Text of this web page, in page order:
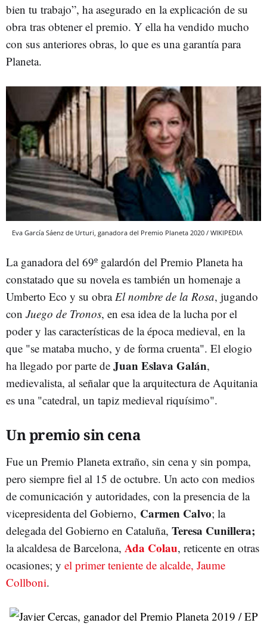
bien tu trabajo”, ha asegurado en la explicación de su
obra tras obtener el premio. Y ella ha vendido mucho
con sus anteriores obras, lo que es una garantía para
Planeta.
Eva García Sáenz de Urturi, ganadora del Premio Planeta 2020 / WIKIPEDIA
La ganadora del 69º galardón del Premio Planeta ha
constatado que su novela es también un homenaje a
Umberto Eco y su obraEl nombre de la Rosa, jugando
con Juego de Tronos, en esa idea de la lucha por el
poder y las características de la época medieval, en la
que "se mataba mucho, y de forma cruenta". El elogio
ha llegado por parte de Juan Eslava Galán,
medievalista, al señalar que la arquitectura de Aquitania
es una "catedral, un tapiz medieval riquísimo".
Un premio sin cena
Fue un Premio Planeta extraño, sin cena y sin pompa,
pero siempre fiel al 15 de octubre. Un acto con medios
de comunicación y autoridades, con la presencia de la
vicepresidenta del Gobierno, Carmen Calvo; la
delegada del Gobierno en Cataluña, Teresa Cunillera;
la alcaldesa de Barcelona, Ada Colau, reticente en otras
ocasiones; y el primer teniente de alcalde, Jaume
Collboni.